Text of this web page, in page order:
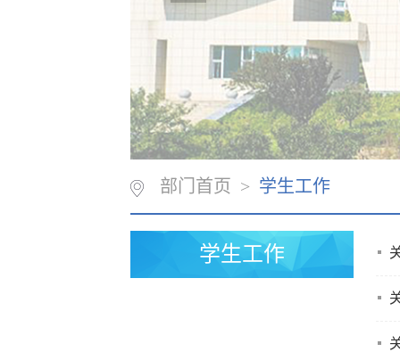
部门首页 > 学生工作
学生工作